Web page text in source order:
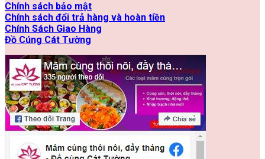
Chính sách bảo mật
Chính sách đổi trả hàng và hoàn tiền
Chính Sách Giao Hàng
Đồ Cúng Cát Tường